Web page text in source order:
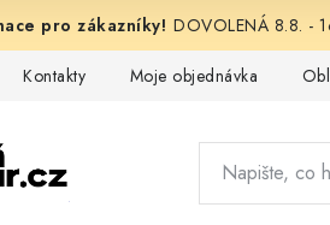
DOVOLENÁ 8.8. -
Kontakty Moje objednávka